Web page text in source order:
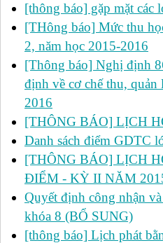
[thông báo] gặp mặt các
[THông báo] Mức thu
2, năm học 2015-2016
[Thông báo] Nghị định
định về cơ chế thu,
2016
[THÔNG BÁO] LỊCH
Danh sách điểm GDTC
[THÔNG BÁO] LỊCH
ĐIỂM - KỲ II NĂM
Quyết định công nhận
khóa 8 (BỔ SUNG)
[thông báo] Lịch phát